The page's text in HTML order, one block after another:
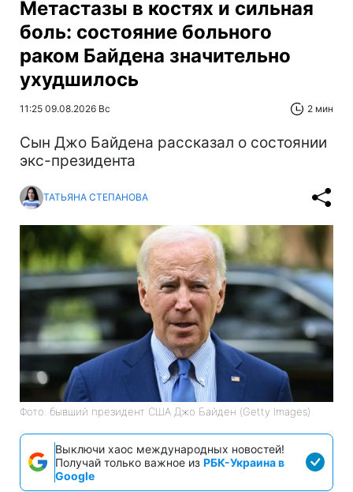
Метастазы в костях и сильная
боль: состояние больного
раком Байдена значительно
ухудшилось
11:25 09.08.2026 Вс 2 мин
Сын Джо Байдена рассказал о состоянии
экс-президента
ТАТЬЯНА СТЕПАНОВА
Фото: бывший президент США Джо Байден (Getty Images)
Выключи хаос международных новостей!
Получай только важное из РБК-Украина в
Google